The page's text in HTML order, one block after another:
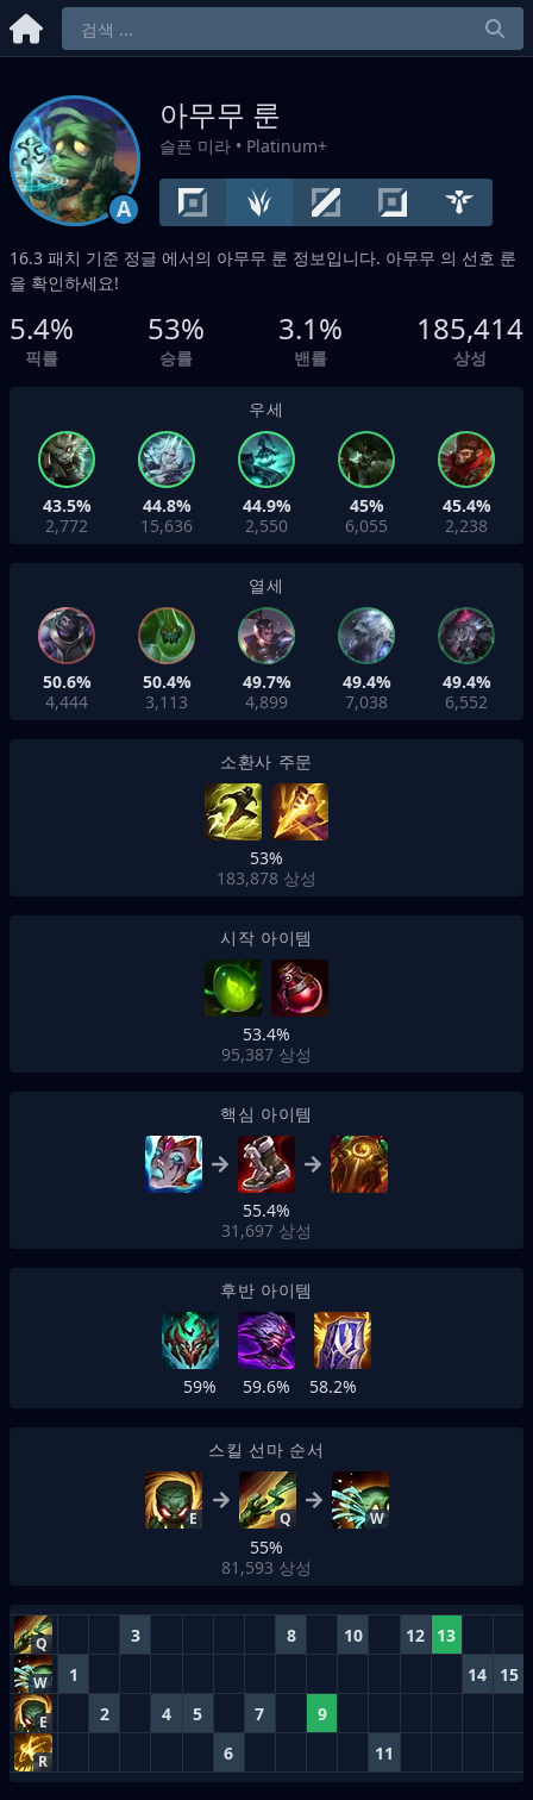
A
아무무 룬
슬픈 미라 • Platinum+
16.3 패치 기준 정글 에서의 아무무 룬 정보입니다. 아무무 의 선호 룬
을 확인하세요!
5.4%
픽률
53%
승률
3.1%
밴률
185,414
상성
우세
43.5%
2,772
44.8%
15,636
44.9%
2,550
45%
6,055
45.4%
2,238
열세
50.6%
4,444
50.4%
3,113
49.7%
4,899
49.4%
7,038
49.4%
6,552
소환사 주문
53%
183,878 상성
시작 아이템
53.4%
95,387 상성
핵심 아이템
55.4%
31,697 상성
후반 아이템
59% 59.6% 58.2%
스킬 선마 순서
E Q W
55%
81,593 상성
Q 3 8 10 12 13
W 1 14 15
E 2 4 5 7 9
R 6 11